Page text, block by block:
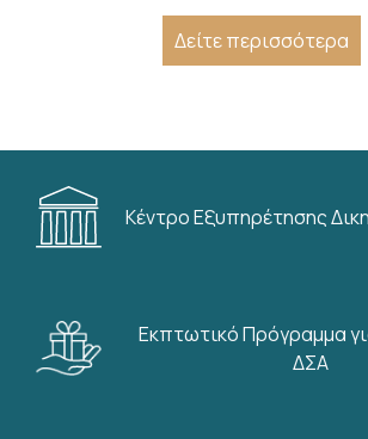
Δείτε περισσότερα
Κέντρο Εξυπηρέτησης
Εκπτωτικό Πρόγραμμα
ΔΣΑ